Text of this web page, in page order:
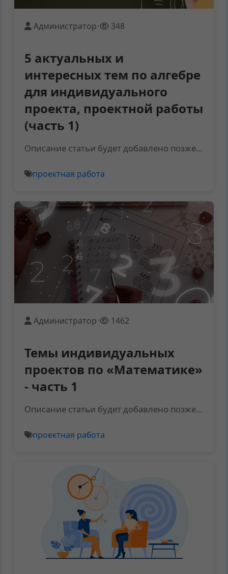
Администратор • 348
5 актуальных и
интересных тем по алгебре
для индивидуального
проекта, проектной работы
(часть 1)
Описание статьи будет добавлено позже...
проектная работа
Администратор • 1462
Темы индивидуальных
проектов по «Математике»
- часть 1
Описание статьи будет добавлено позже...
проектная работа